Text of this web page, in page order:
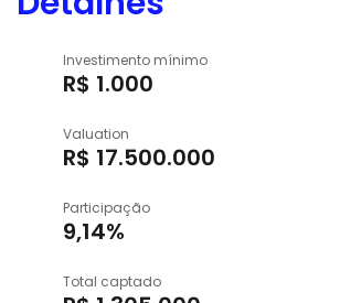
Investimento mínimo
R$ 1.000
Valuation
R$ 17.500.000
Participação
9,14%
Total captado